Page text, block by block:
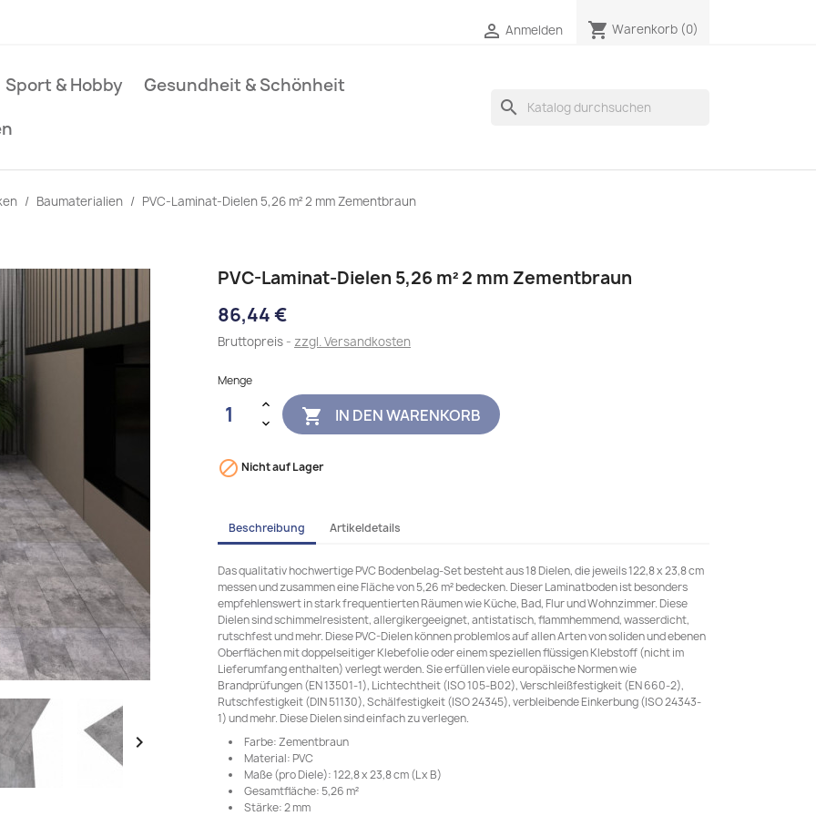
 Anmelden shopping_cart Warenkorb (0)
Sport & Hobby
Gesundheit & Schönheit
search
Baumaterialien PVC-Laminat-Dielen 5,26 m² 2 mm Zementbraun

PVC-Laminat-Dielen 5,26 m² 2 mm Zementbraun
86,44 €
Bruttopreis zzgl. Versandkosten
Menge
 IN DEN WARENKORB
 Nicht auf Lager
Beschreibung Artikeldetails
Das qualitativ hochwertige PVC Bodenbelag-Set besteht aus 18 Dielen, die jeweils 122,8 x 23,8 cm
messen und zusammen eine Fläche von 5,26 m² bedecken. Dieser Laminatboden ist besonders
empfehlenswert in stark frequentierten Räumen wie Küche, Bad, Flur und Wohnzimmer. Diese
Dielen sind schimmelresistent, allergikergeeignet, antistatisch, flammhemmend, wasserdicht,
rutschfest und mehr. Diese PVC-Dielen können problemlos auf allen Arten von soliden und ebenen
Oberflächen mit doppelseitiger Klebefolie oder einem speziellen flüssigen Klebstoff (nicht im
Lieferumfang enthalten) verlegt werden. Sie erfüllen viele europäische Normen wie
Brandprüfungen (EN 13501-1), Lichtechtheit (ISO 105-B02), Verschleißfestigkeit (EN 660-2),
Rutschfestigkeit (DIN 51130), Schälfestigkeit (ISO 24345), verbleibende Einkerbung (ISO 24343-
1) und mehr. Diese Dielen sind einfach zu verlegen.
Farbe: Zementbraun
Material: PVC
Maße (pro Diele): 122,8 x 23,8 cm (L x B)
Gesamtfläche: 5,26 m²
Stärke: 2 mm